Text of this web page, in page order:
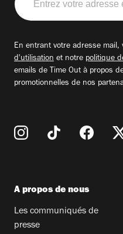
votre
adresse
En entrant votre adresse mail,
d'utilisation et notre politique
emails de Time Out à propos
promotionnelles de nos
A propos de nous
Les communiqués de
presse